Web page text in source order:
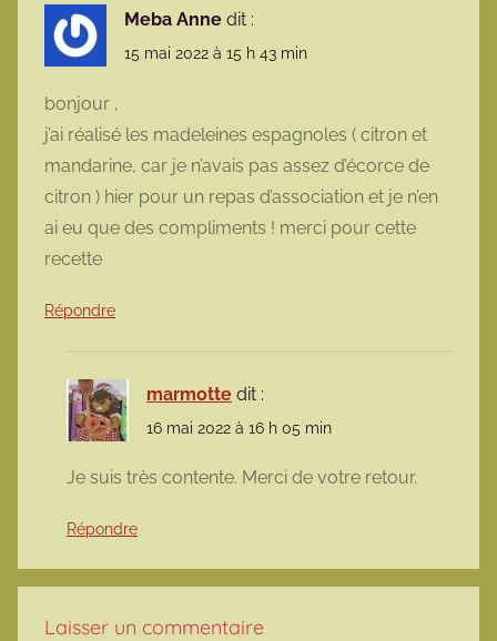
Meba Anne dit :
15 mai 2022 à 15 h 43 min
bonjour ,
j’ai réalisé les madeleines espagnoles ( citron et
mandarine, car je n’avais pas assez d’écorce de
citron ) hier pour un repas d’association et je n’en
ai eu que des compliments ! merci pour cette
recette
Répondre
marmotte dit :
16 mai 2022 à 16 h 05 min
Je suis très contente. Merci de votre retour.
Répondre
Laisser un commentaire